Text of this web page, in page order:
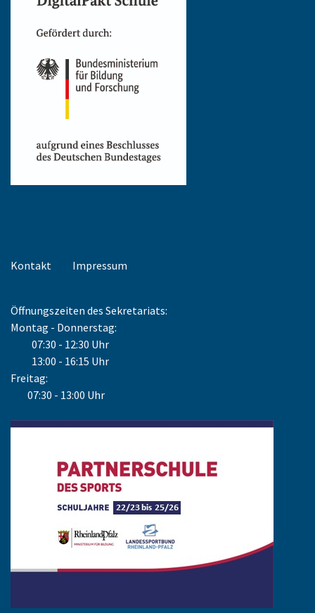
Kontakt Impressum
Öffnungszeiten des Sekretariats:
Montag - Donnerstag:
07:30 - 12:30 Uhr
13:00 - 16:15 Uhr
Freitag:
07:30 - 13:00 Uhr